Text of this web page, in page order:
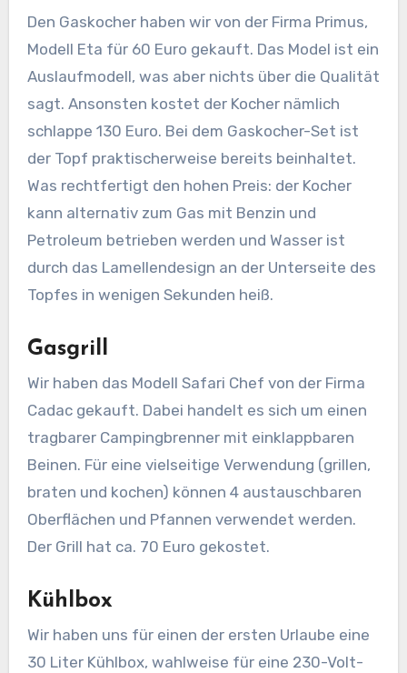
Den Gaskocher haben wir von der Firma Primus,
Modell Eta für 60 Euro gekauft. Das Model ist ein
Auslaufmodell, was aber nichts über die Qualität
sagt. Ansonsten kostet der Kocher nämlich
schlappe 130 Euro. Bei dem Gaskocher-Set ist
der Topf praktischerweise bereits beinhaltet.
Was rechtfertigt den hohen Preis: der Kocher
kann alternativ zum Gas mit Benzin und
Petroleum betrieben werden und Wasser ist
durch das Lamellendesign an der Unterseite des
Topfes in wenigen Sekunden heiß.
Gasgrill
Wir haben das Modell Safari Chef von der Firma
Cadac gekauft. Dabei handelt es sich um einen
tragbarer Campingbrenner mit einklappbaren
Beinen. Für eine vielseitige Verwendung (grillen,
braten und kochen) können 4 austauschbaren
Oberflächen und Pfannen verwendet werden.
Der Grill hat ca. 70 Euro gekostet.
Kühlbox
Wir haben uns für einen der ersten Urlaube eine
30 Liter Kühlbox, wahlweise für eine 230-Volt-